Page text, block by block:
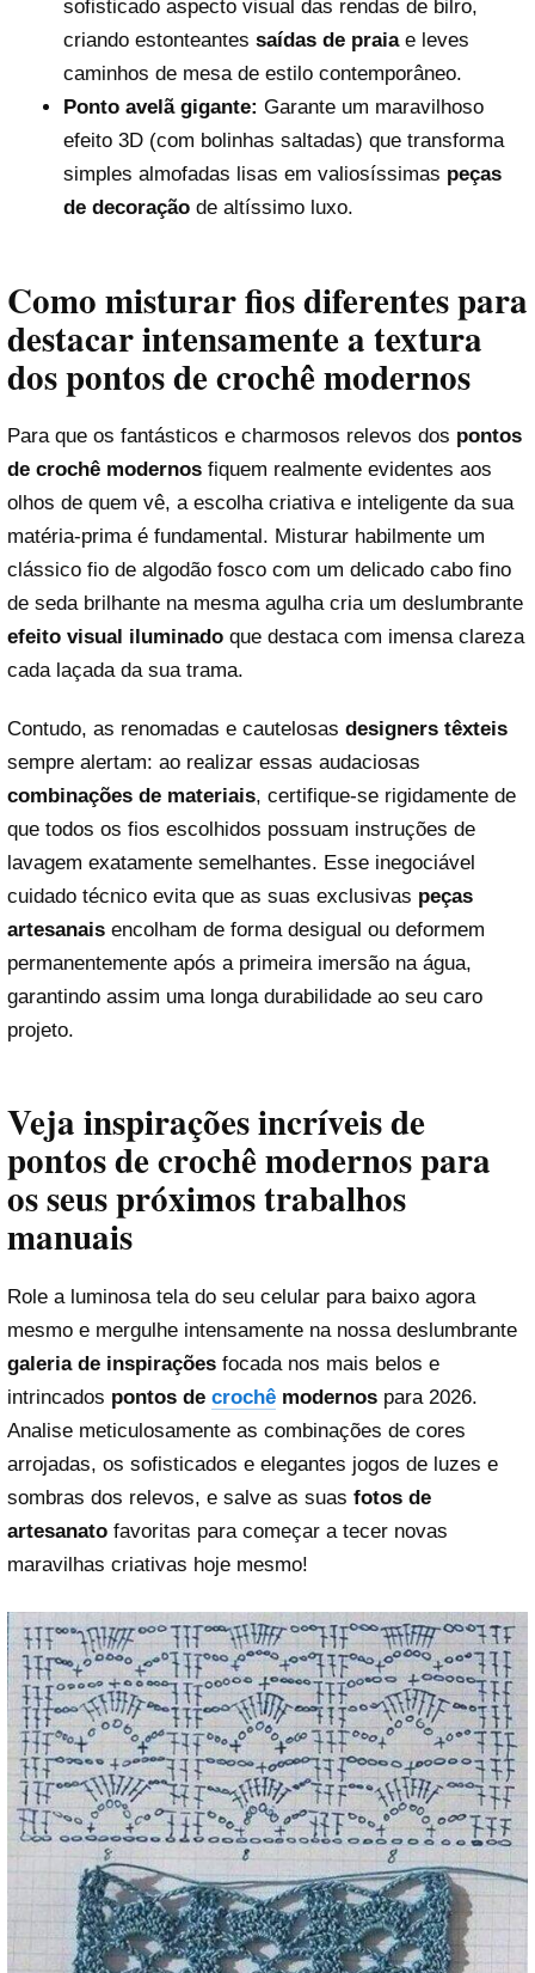
sofisticado aspecto visual das rendas de bilro,
criando estonteantes saídas de praiae leves
caminhos de mesa de estilo contemporâneo.
Ponto avelã gigante: Garante um maravilhoso
efeito 3D (com bolinhas saltadas) que transforma
simples almofadas lisas em valiosíssimas peças
de decoraçãode altíssimo luxo.
Como misturar fios diferentes para
destacar intensamente a textura
dos pontos de crochê modernos
Para que os fantásticos e charmosos relevos dos pontos
de crochê modernos fiquem realmente evidentes aos
olhos de quem vê, a escolha criativa e inteligente da sua
matéria-prima é fundamental. Misturar habilmente um
clássico fio de algodão fosco com um delicado cabo fino
de seda brilhante na mesma agulha cria um deslumbrante
efeito visual iluminado que destaca com imensa clareza
cada laçada da sua trama.
Contudo, as renomadas e cautelosas designers têxteis
sempre alertam: ao realizar essas audaciosas
combinações de materiais, certifique-se rigidamente de
que todos os fios escolhidos possuam instruções de
lavagem exatamente semelhantes. Esse inegociável
cuidado técnico evita que as suas exclusivas peças
artesanais encolham de forma desigual ou deformem
permanentemente após a primeira imersão na água,
garantindo assim uma longa durabilidade ao seu caro
projeto.
Veja inspirações incríveis de
pontos de crochê modernos para
os seus próximos trabalhos
manuais
Role a luminosa tela do seu celular para baixo agora
mesmo e mergulhe intensamente na nossa deslumbrante
galeria de inspirações focada nos mais belos e
intrincados pontos de crochê modernos para 2026.
Analise meticulosamente as combinações de cores
arrojadas, os sofisticados e elegantes jogos de luzes e
sombras dos relevos, e salve as suas fotos de
artesanato favoritas para começar a tecer novas
maravilhas criativas hoje mesmo!